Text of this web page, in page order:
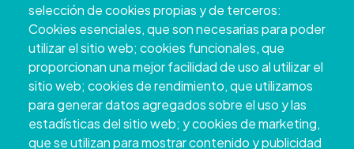
selección de cookies propias y de terceros:
Cookies esenciales, que son necesarias para poder
utilizar el sitio web; cookies funcionales, que
proporcionan una mejor facilidad de uso al utilizar el
sitio web; cookies de rendimiento, que utilizamos
para generar datos agregados sobre el uso y las
estadísticas del sitio web; y cookies de marketing,
que se utilizan para mostrar contenido y publicidad